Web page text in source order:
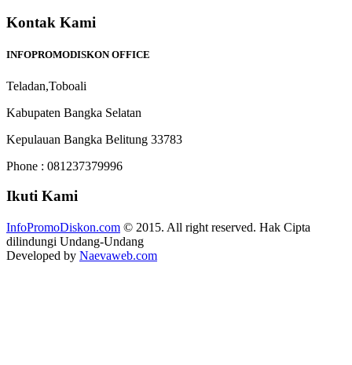
Kontak Kami
INFOPROMODISKON OFFICE
Teladan,Toboali
Kabupaten Bangka Selatan
Kepulauan Bangka Belitung 33783
Phone : 081237379996
Ikuti Kami
InfoPromoDiskon.com © 2015. All right reserved. Hak Cipta
dilindungi Undang-Undang
Developed by Naevaweb.com